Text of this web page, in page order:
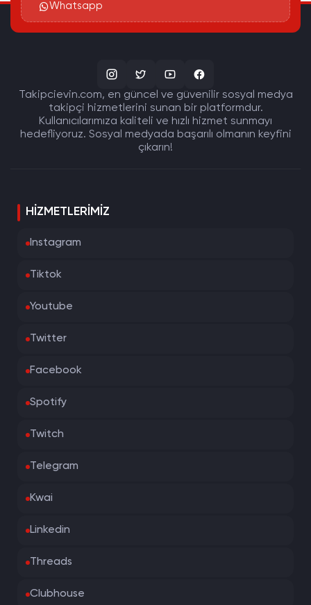
Whatsapp
Takipcievin.com, en güncel ve güvenilir sosyal medya
takipçi hizmetlerini sunan bir platformdur.
Kullanıcılarımıza kaliteli ve hızlı hizmet sunmayı
hedefliyoruz. Sosyal medyada başarılı olmanın keyfini
çıkarın!
HIZMETLERIMIZ
Instagram
Tiktok
Youtube
Twitter
Facebook
Spotify
Twitch
Telegram
Kwai
Linkedin
Threads
Clubhouse